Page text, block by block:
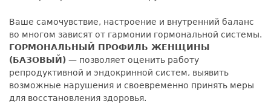
Ваше самочувствие, настроение и внутренний баланс
во многом зависят от гармонии гормональной системы.
ГОРМОНАЛЬНЫЙ ПРОФИЛЬ ЖЕНЩИНЫ
(БАЗОВЫЙ) — позволяет оценить работу
репродуктивной и эндокринной систем, выявить
возможные нарушения и своевременно принять меры
для восстановления здоровья.